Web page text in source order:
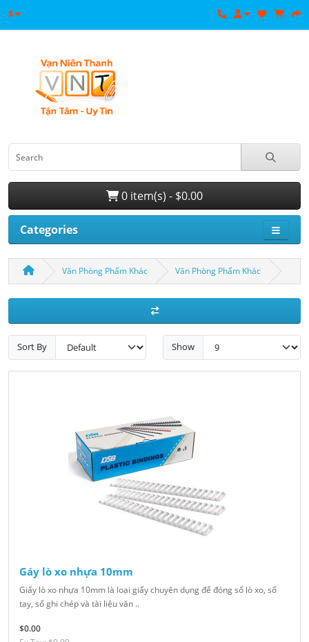
$
0 item(s) - $0.00
Categories
Văn Phòng Phẩm Khác Văn Phòng Phẩm Khác
Sort By Show
Gáy lò xo nhựa 10mm
Giấy lò xo nhựa 10mm là loại giấy chuyên dụng để đóng sổ lò xo, sổ
tay, sổ ghi chép và tài liệu văn ..
$0.00